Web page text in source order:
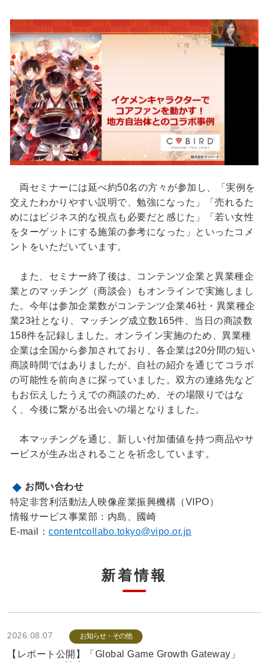
両セミナーには延べ約50名の方々が参加し、「実例を
交えたわかりやすい説明で、勉強になった」「売れるた
めにはビジネス的な視点も必要だと感じた」「若い女性
をターゲットにする施策の参考になった」といったコメ
ントをいただいています。
また、セミナー終了後は、コンテンツ企業と異業種企
業とのマッチング（商談会）もオンラインで実施しまし
た。今年は参加企業数がコンテンツ企業46社・異業種企
業23社となり、マッチング成立数165件、当日の商談数
158件を記録しました。オンライン実施のため、異業種
企業は全国から参加されており、各企業は20分間の短い
商談時間ではありましたが、自社の紹介を通じてコラボ
の可能性を前向きに探っていました。双方の連絡先など
もお伝えしたうえでの商談のため、その場限りではな
く、今後に繋がる出会いの場となりました。
本マッチングを通じ、新しい付加価値を持つ商品やサ
ービスが生み出されることを祈念しています。
お問い合わせ
特定非営利活動法人映像産業振興機構（VIPO）
情報サービス事業部：内島、國崎
E-mail：contentcollabo.tokyo@vipo.or.jp
新着情報
2026.08.07 お知らせ・その他
【レポート公開】「Global Game Growth Gateway」